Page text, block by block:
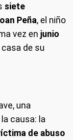
siete
Peña, el niño
vez en junio
de su
una
causa: la
de abuso